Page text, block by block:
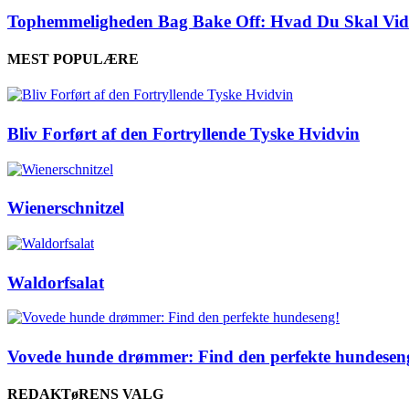
Tophemmeligheden Bag Bake Off: Hvad Du Skal
MEST POPULÆRE
Bliv Forført af den Fortryllende Tyske Hvidvin
Wienerschnitzel
Waldorfsalat
Vovede hunde drømmer: Find den perfekte
REDAKTøRENS VALG